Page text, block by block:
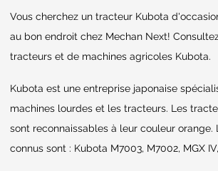
Vous cherchez un tracteur Kubota
au bon endroit chez Mechan Next!
tracteurs et de machines agricoles Kubota.
Kubota est une entreprise japonaise
machines lourdes et les tracteurs. Les
sont reconnaissables à leur couleur orange.
connus sont : Kubota M7003, M7002, MGX